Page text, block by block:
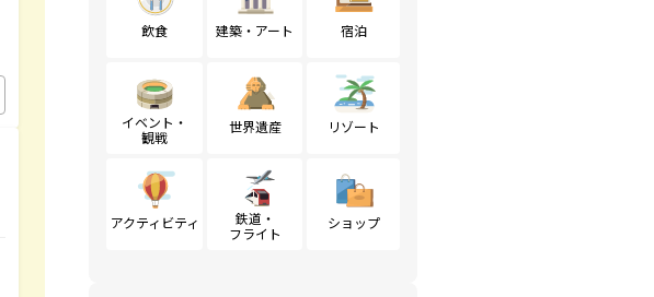
飲食 建築・アート 宿泊
イベント・
観戦
世界遺産 リゾート
アクティビティ
鉄道・
フライト
ショップ